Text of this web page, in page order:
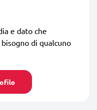
e dato che
di qualcuno